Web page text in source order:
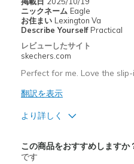
ニックネーム Eagle
お住まい Lexington Va
Describe Yourself Practical
レビューしたサイト
skechers.com
Perfect for me. Love the slip-
翻訳を表示
より詳しく
Attractive Design
この商品をおすすめしますか
です